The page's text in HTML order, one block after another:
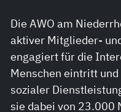
Die AWO am
aktiver Mitglieder-
engagiert für die
Menschen eintritt
sozialer
sie dabei von 23.000